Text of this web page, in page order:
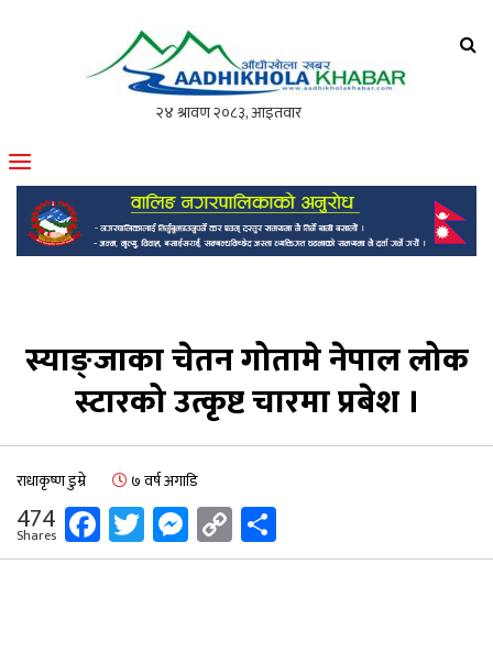
मोफसलकै लोकप्रिय अनलाइन पत्रिका
स्याङ्जाका चेतन गोतामे नेपाल लोक
स्टारको उत्कृष्ट चारमा प्रबेश ।
राधाकृष्ण डुम्रे ७ वर्ष अगाडि
474
Shares Facebook
Twitter
Messenger
Copy
Link